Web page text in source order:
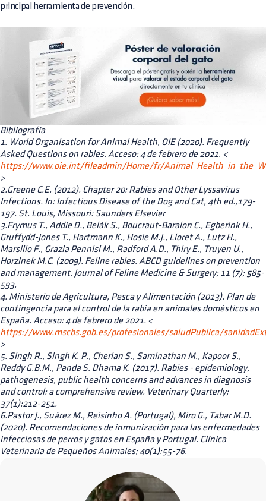
principal herramienta de prevención.
Bibliografía
1. World Organisation for Animal Health, OIE (2020). Frequently
Asked Questions on rabies. Acceso: 4 de febrero de 2021. <
https://www.oie.int/fileadmin/Home/fr/
>
2.Greene C.E. (2012). Chapter 20: Rabies and Other Lyssavirus
Infections. In: Infectious Disease of the Dog and Cat, 4th ed.,179-
197. St. Louis, Missouri: Saunders Elsevier
3.Frymus T., Addie D., Belák S., Boucraut-Baralon C., Egberink H.,
Gruffydd-Jones T., Hartmann K., Hosie M.J., Lloret A., Lutz H.,
Marsilio F., Grazia Pennisi M., Radford A.D., Thiry E., Truyen U.,
Horzinek M.C. (2009). Feline rabies. ABCD guidelines on prevention
and management. Journal of Feline Medicine & Surgery; 11 (7); 585-
593.
4. Ministerio de Agricultura, Pesca y Alimentación (2013). Plan de
contingencia para el control de la rabia en animales domésticos en
España. Acceso: 4 de febrero de 2021. <
https://www.mscbs.gob.es/profesionales/saludPublica/
>
5. Singh R., Singh K. P., Cherian S., Saminathan M., Kapoor S.,
Reddy G.B.M., Panda S. Dhama K. (2017). Rabies - epidemiology,
pathogenesis, public health concerns and advances in diagnosis
and control: a comprehensive review. Veterinary Quarterly;
37(1):212-251.
6.Pastor J., Suárez M., Reisinho A. (Portugal), Miro G., Tabar M.D.
(2020). Recomendaciones de inmunización para las enfermedades
infecciosas de perros y gatos en España y Portugal. Clínica
Veterinaria de Pequeños Animales; 40(1):55-76.